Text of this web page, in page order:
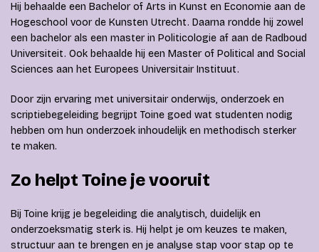
Hij behaalde een Bachelor of Arts in Kunst en Economie aan de
Hogeschool voor de Kunsten Utrecht. Daarna rondde hij zowel
een bachelor als een master in Politicologie af aan de Radboud
Universiteit. Ook behaalde hij een Master of Political and Social
Sciences aan het Europees Universitair Instituut.
Door zijn ervaring met universitair onderwijs, onderzoek en
scriptiebegeleiding begrijpt Toine goed wat studenten nodig
hebben om hun onderzoek inhoudelijk en methodisch sterker
te maken.
Zo helpt Toine je vooruit
Bij Toine krijg je begeleiding die analytisch, duidelijk en
onderzoeksmatig sterk is. Hij helpt je om keuzes te maken,
structuur aan te brengen en je analyse stap voor stap op te